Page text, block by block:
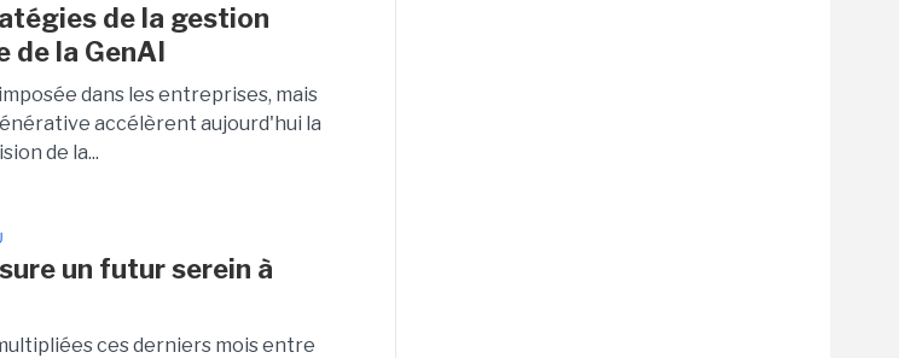
de la gestion
de la GenAI
dans les entreprises, mais
accélèrent aujourd'hui la
de la...
un futur serein à
ces derniers mois entre